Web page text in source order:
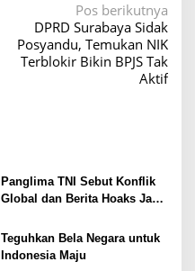
Pos berikutnya
DPRD Surabaya Sidak
Posyandu, Temukan NIK
Terblokir Bikin BPJS Tak
Aktif
Panglima TNI Sebut Konflik
Global dan Berita Hoaks Jadi
Teguhkan Bela Negara untuk
Indonesia Maju